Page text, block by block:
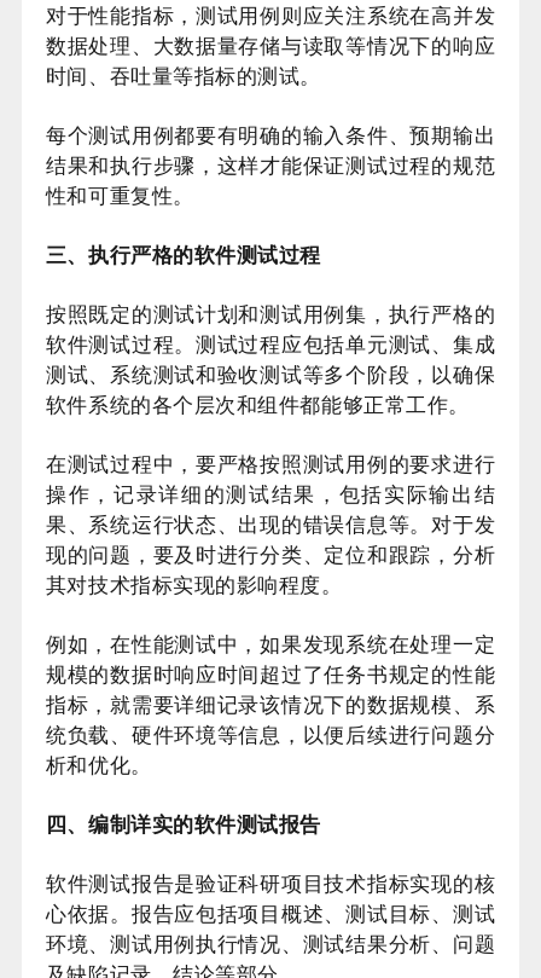
对于性能指标，测试用例则应关注系统在高并发
数据处理、大数据量存储与读取等情况下的响应
时间、吞吐量等指标的测试。
每个测试用例都要有明确的输入条件、预期输出
结果和执行步骤，这样才能保证测试过程的规范
性和可重复性。
三、执行严格的软件测试过程
按照既定的测试计划和测试用例集，执行严格的
软件测试过程。测试过程应包括单元测试、集成
测试、系统测试和验收测试等多个阶段，以确保
软件系统的各个层次和组件都能够正常工作。
在测试过程中，要严格按照测试用例的要求进行
操作，记录详细的测试结果，包括实际输出结
果、系统运行状态、出现的错误信息等。对于发
现的问题，要及时进行分类、定位和跟踪，分析
其对技术指标实现的影响程度。
例如，在性能测试中，如果发现系统在处理一定
规模的数据时响应时间超过了任务书规定的性能
指标，就需要详细记录该情况下的数据规模、系
统负载、硬件环境等信息，以便后续进行问题分
析和优化。
四、编制详实的软件测试报告
软件测试报告是验证科研项目技术指标实现的核
心依据。报告应包括项目概述、测试目标、测试
环境、测试用例执行情况、测试结果分析、问题